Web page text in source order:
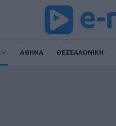
ΑΘΗΝΑ ΘΕΣΣΑΛΟΝΙΚΗ